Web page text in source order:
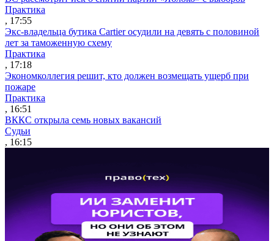
Практика
, 17:55
Экс-владельца бутика Cartier осудили на девять с половиной
лет за таможенную схему
Практика
, 17:18
Экономколлегия решит, кто должен возмещать ущерб при
пожаре
Практика
, 16:51
ВККС открыла семь новых вакансий
Судьи
, 16:15